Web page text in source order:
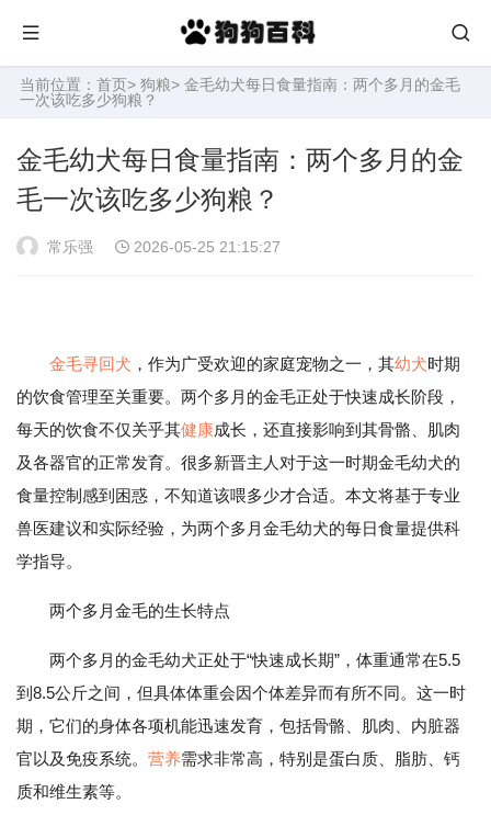
当前位置： 首页> 狗粮> 金毛幼犬每日食量指南：两个多月的金毛
一次该吃多少狗粮？
金毛幼犬每日食量指南：两个多月的金
毛一次该吃多少狗粮？
常乐强 2026-05-25 21:15:27
金毛寻回犬 ，作为广受欢迎的家庭宠物之一，其幼犬时期
的饮食管理至关重要。两个多月的金毛正处于快速成长阶段，
每天的饮食不仅关乎其健康成长，还直接影响到其骨骼、肌肉
及各器官的正常发育。很多新晋主人对于这一时期金毛幼犬的
食量控制感到困惑，不知道该喂多少才合适。本文将基于专业
兽医建议和实际经验，为两个多月金毛幼犬的每日食量提供科
学指导。
两个多月金毛的生长特点
两个多月的金毛幼犬正处于“快速成长期”，体重通常在5.5
到8.5公斤之间，但具体体重会因个体差异而有所不同。这一时
期，它们的身体各项机能迅速发育，包括骨骼、肌肉、内脏器
官以及免疫系统。 营养需求非常高，特别是蛋白质、脂肪、钙
质和维生素等。